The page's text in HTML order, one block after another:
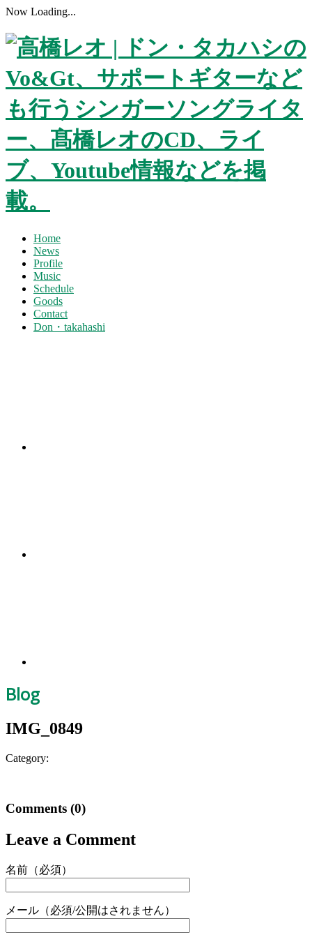
Now Loading...
Home
News
Profile
Music
Schedule
Goods
Contact
Don・takahashi
Blog
IMG_0849
Category:
Comments (0)
Leave a Comment
名前（必須）
メール（必須/公開はされません）